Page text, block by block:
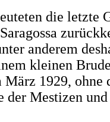
die letzte
anderem
kleinen
1929, ohne
Mestizen